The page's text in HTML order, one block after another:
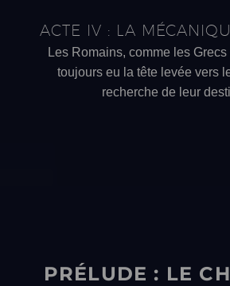
ACTE IV : LA
Les Romains, comme les
toujours eu la tête levée vers
recherche de leur
PRÉLUDE : LE